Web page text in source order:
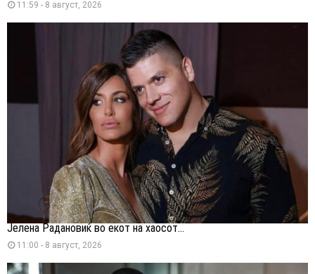
11:59 - 8 август, 2026
Јелена Радановиќ во екот на хаосот...
11:00 - 8 август, 2026